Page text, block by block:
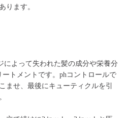
ります。
によって失われた髪の成分や栄養分
トメントです。phコントロールで
ませ、最後にキューティクルを引